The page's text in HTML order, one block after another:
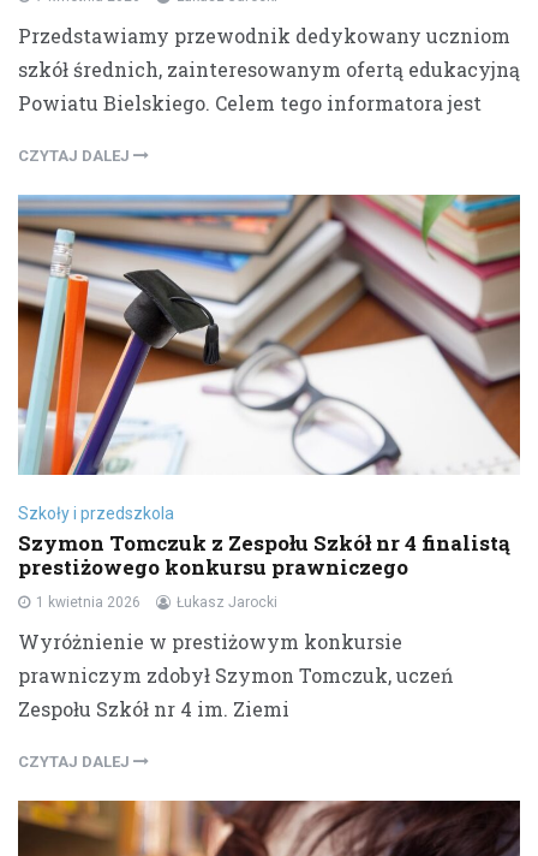
Przedstawiamy przewodnik dedykowany uczniom
szkół średnich, zainteresowanym ofertą edukacyjną
Powiatu Bielskiego. Celem tego informatora jest
CZYTAJ DALEJ
Szkoły i przedszkola
Szymon Tomczuk z Zespołu Szkół nr 4 finalistą
prestiżowego konkursu prawniczego
1 kwietnia 2026 Łukasz Jarocki
Wyróżnienie w prestiżowym konkursie
prawniczym zdobył Szymon Tomczuk, uczeń
Zespołu Szkół nr 4 im. Ziemi
CZYTAJ DALEJ